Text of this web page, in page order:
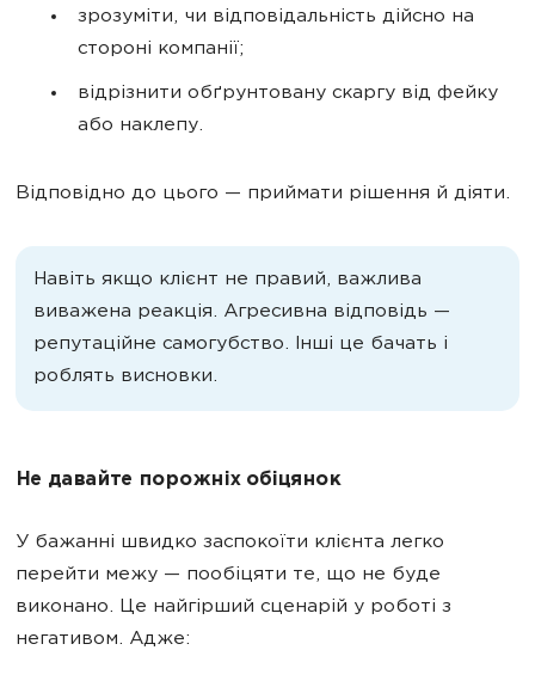
зрозуміти, чи відповідальність дійсно на
стороні компанії;
відрізнити обґрунтовану скаргу від фейку
або наклепу.
Відповідно до цього — приймати рішення й діяти.
Навіть якщо клієнт не правий, важлива
виважена реакція. Агресивна відповідь —
репутаційне самогубство. Інші це бачать і
роблять висновки.
Не давайте порожніх обіцянок
У бажанні швидко заспокоїти клієнта легко
перейти межу — пообіцяти те, що не буде
виконано. Це найгірший сценарій у роботі з
негативом. Адже: